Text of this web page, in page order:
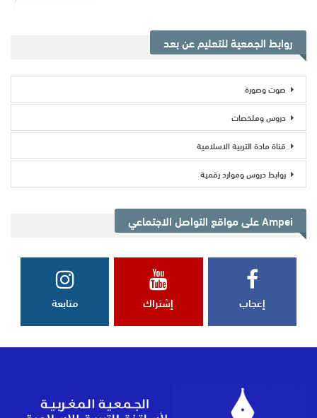
روابط الجمعية للتعليم عن بعد
صوت وصورة
دروس وملخصات
قناة مادة التربية الاسلامية
روابط دروس وموارد رقمية
Ampei على مواقع التواصل الاجتماعي
إعجاب إشتراك متابعة